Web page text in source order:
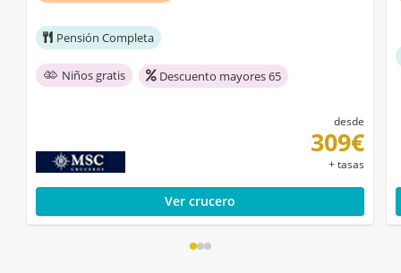
Pensión Completa
Niños gratis Descuento mayores 65
desde
309€
+ tasas
Ver crucero